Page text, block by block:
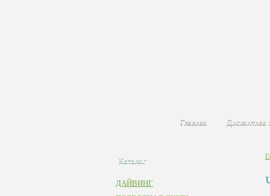
Главная Дисконтная
Каталог
ДАЙВИНГ